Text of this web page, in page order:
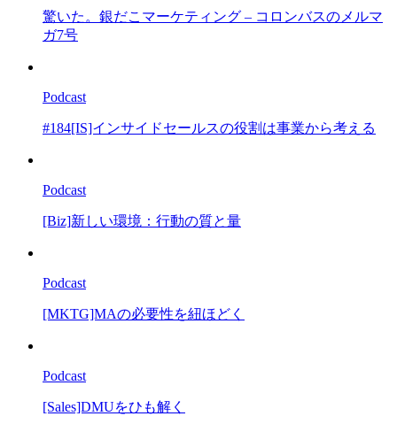
驚いた。銀だこマーケティング – コロンバスのメルマ
ガ7号
Podcast
#184[IS]インサイドセールスの役割は事業から考える
Podcast
[Biz]新しい環境：行動の質と量
Podcast
[MKTG]MAの必要性を紐ほどく
Podcast
[Sales]DMUをひも解く